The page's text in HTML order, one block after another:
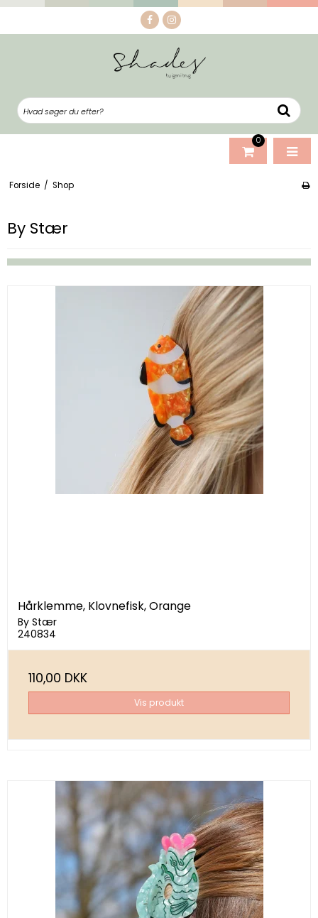
0
Forside / Shop
By Stær
Hårklemme, Klovnefisk, Orange
By Stær
240834
110,00 DKK
Vis produkt